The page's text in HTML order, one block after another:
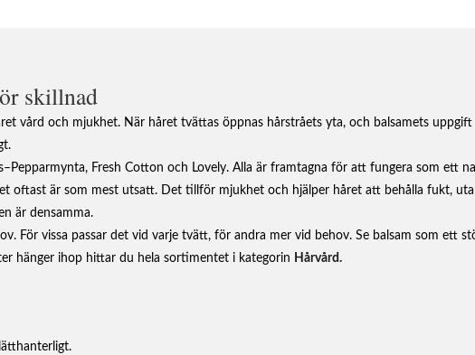
skillnad
vård och mjukhet. När håret tvättas öppnas hårstråets yta, och balsamets
Fresh Cotton och Lovely. Alla är framtagna för att fungera som ett
oftast är som mest utsatt. Det tillför mjukhet och hjälper håret att behålla fukt,
är densamma.
För vissa passar det vid varje tvätt, för andra mer vid behov. Se balsam som ett
hänger ihop hittar du hela sortimentet i kategorin Hårvård.